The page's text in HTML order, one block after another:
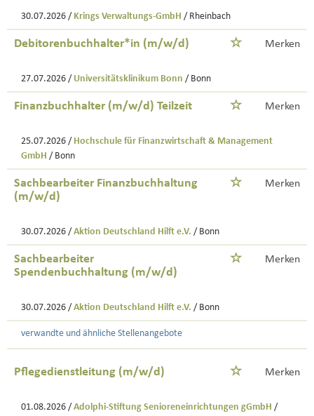
30.07.2026 / Krings Verwaltungs-GmbH / Rheinbach
Debitorenbuchhalter*in (m/w/d) Merken
27.07.2026 / Universitätsklinikum Bonn / Bonn
Finanzbuchhalter (m/w/d) Teilzeit Merken
25.07.2026 / Hochschule für Finanzwirtschaft & Management
GmbH / Bonn
Sachbearbeiter Finanzbuchhaltung
(m/w/d)
Merken
30.07.2026 / Aktion Deutschland Hilft e.V. / Bonn
Sachbearbeiter
Spendenbuchhaltung (m/w/d)
Merken
30.07.2026 / Aktion Deutschland Hilft e.V. / Bonn
verwandte und ähnliche Stellenangebote
Pflegedienstleitung (m/w/d) Merken
01.08.2026 / Adolphi-Stiftung Senioreneinrichtungen gGmbH /